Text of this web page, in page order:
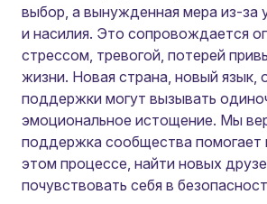
выбор, а вынужденная мера из-за
и насилия. Это сопровождается
стрессом, тревогой, потерей
жизни. Новая страна, новый язык,
поддержки могут вызывать
эмоциональное истощение. Мы
поддержка сообщества помогает
этом процессе, найти новых
почувствовать себя в